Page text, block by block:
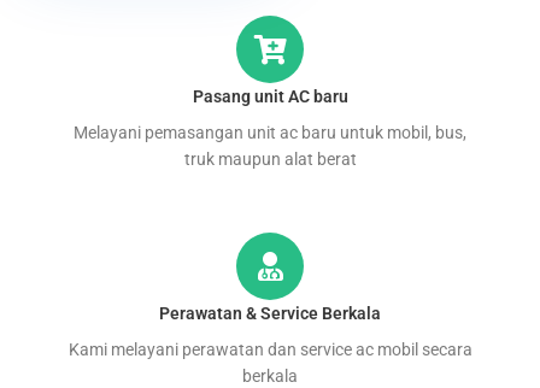
Pasang unit AC baru
Melayani pemasangan unit ac baru untuk mobil, bus,
truk maupun alat berat
Perawatan & Service Berkala
Kami melayani perawatan dan service ac mobil secara
berkala